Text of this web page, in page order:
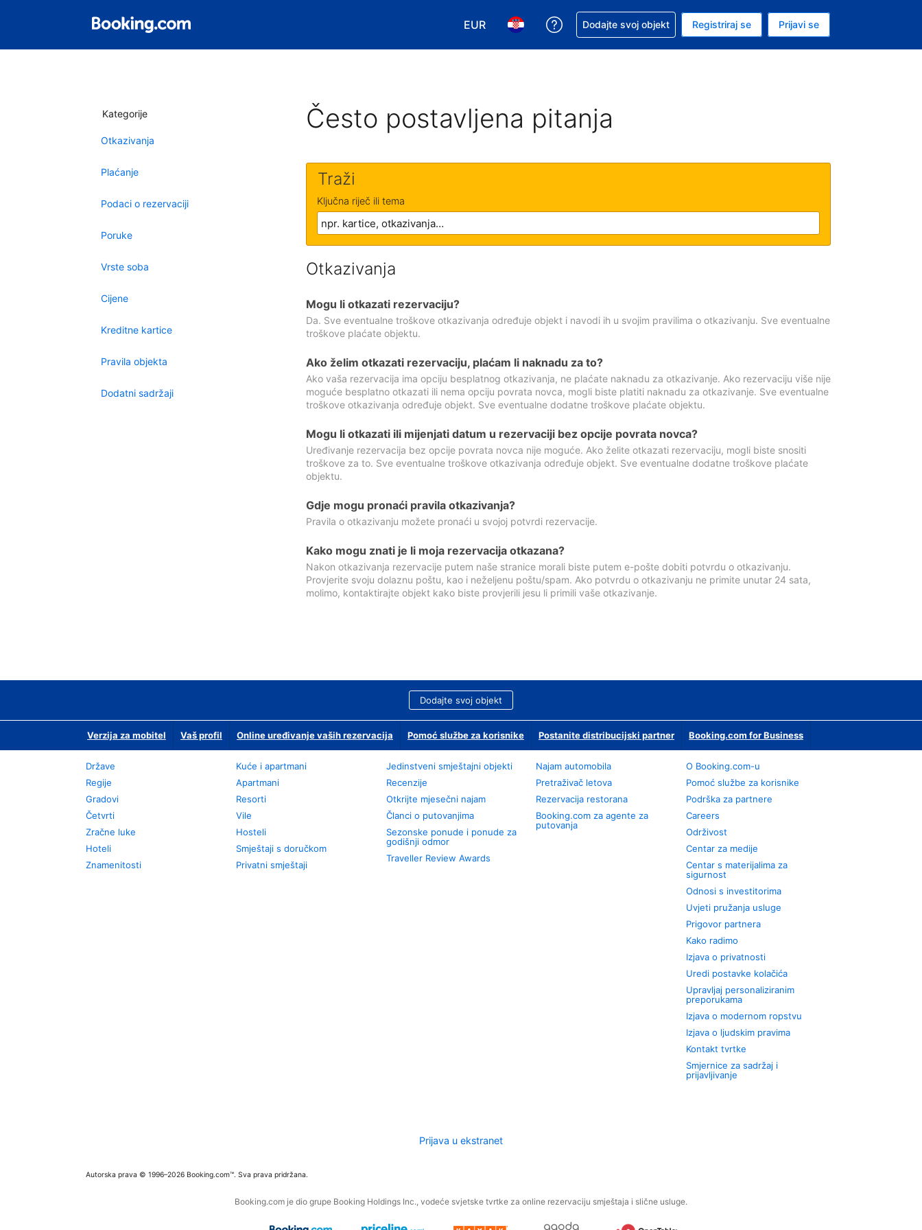
EUR
Odaberite valutu. Vaša je trenutačna valuta EUR
Odaberite svoj jezik. Vaš je trenutačni jezik Hrvatskom
Zatražite pomoć sa svojom rezervacijom
Dodajte svoj objekt Registriraj se Prijavi se
Kategorije
Otkazivanja
Plaćanje
Podaci o rezervaciji
Poruke
Vrste soba
Cijene
Kreditne kartice
Pravila objekta
Dodatni sadržaji
Često postavljena pitanja
Traži
Ključna riječ ili tema
Otkazivanja
Mogu li otkazati rezervaciju?
Da. Sve eventualne troškove otkazivanja određuje objekt i navodi ih u svojim pravilima o otkazivanju. Sve eventualne
troškove plaćate objektu.
Ako želim otkazati rezervaciju, plaćam li naknadu za to?
Ako vaša rezervacija ima opciju besplatnog otkazivanja, ne plaćate naknadu za otkazivanje. Ako rezervaciju više nije
moguće besplatno otkazati ili nema opciju povrata novca, mogli biste platiti naknadu za otkazivanje. Sve eventualne
troškove otkazivanja određuje objekt. Sve eventualne dodatne troškove plaćate objektu.
Mogu li otkazati ili mijenjati datum u rezervaciji bez opcije povrata novca?
Uređivanje rezervacija bez opcije povrata novca nije moguće. Ako želite otkazati rezervaciju, mogli biste snositi
troškove za to. Sve eventualne troškove otkazivanja određuje objekt. Sve eventualne dodatne troškove plaćate
objektu.
Gdje mogu pronaći pravila otkazivanja?
Pravila o otkazivanju možete pronaći u svojoj potvrdi rezervacije.
Kako mogu znati je li moja rezervacija otkazana?
Nakon otkazivanja rezervacije putem naše stranice morali biste putem e-pošte dobiti potvrdu o otkazivanju.
Provjerite svoju dolaznu poštu, kao i neželjenu poštu/spam. Ako potvrdu o otkazivanju ne primite unutar 24 sata,
molimo, kontaktirajte objekt kako biste provjerili jesu li primili vaše otkazivanje.
Dodajte svoj objekt
Verzija za mobitel Vaš profil Online uređivanje vaših rezervacija Pomoć službe za korisnike Postanite distribucijski partner Booking.com for Business
Države
Regije
Gradovi
Četvrti
Zračne luke
Hoteli
Znamenitosti
Kuće i apartmani
Apartmani
Resorti
Vile
Hosteli
Smještaji s doručkom
Privatni smještaji
Jedinstveni smještajni objekti
Recenzije
Otkrijte mjesečni najam
Članci o putovanjima
Sezonske ponude i ponude za
godišnji odmor
Traveller Review Awards
Najam automobila
Pretraživač letova
Rezervacija restorana
Booking.com za agente za
putovanja
O Booking.com-u
Pomoć službe za korisnike
Podrška za partnere
Careers
Održivost
Centar za medije
Centar s materijalima za
sigurnost
Odnosi s investitorima
Uvjeti pružanja usluge
Prigovor partnera
Kako radimo
Izjava o privatnosti
Uredi postavke kolačića
Upravljaj personaliziranim
preporukama
Izjava o modernom ropstvu
Izjava o ljudskim pravima
Kontakt tvrtke
Smjernice za sadržaj i
prijavljivanje
Prijava u ekstranet
Autorska prava © 1996–2026 Booking.com™. Sva prava pridržana.
Booking.com je dio grupe Booking Holdings Inc., vodeće svjetske tvrtke za online rezervaciju smještaja i slične usluge.